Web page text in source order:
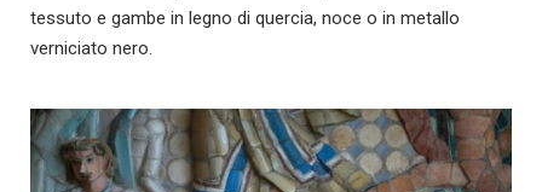
tessuto e gambe in legno di quercia, noce o in metallo
verniciato nero.